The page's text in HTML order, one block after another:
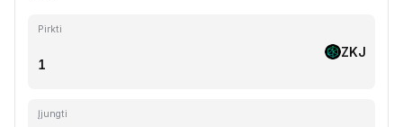
Pirkti
ZKJ
Įjungti